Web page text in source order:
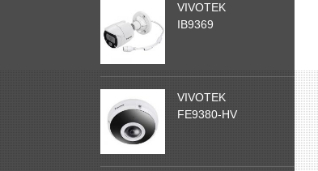
VIVOTEK
IB9369
VIVOTEK
FE9380-HV